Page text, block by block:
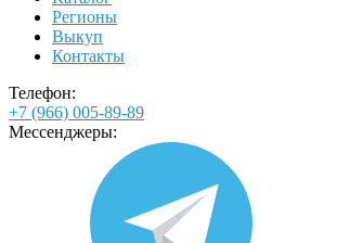
Регионы
Выкуп
Контакты
Телефон:
+7 (966) 005-89-89
Мессенджеры: